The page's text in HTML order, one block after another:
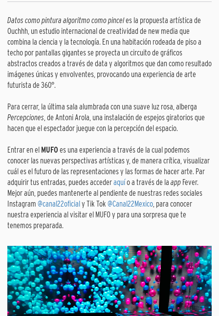
Datos como pintura algoritmo como pinceles la propuesta artística de
Ouchhh, un estudio internacional de creatividad de new media que
combina la ciencia y la tecnología. En una habitación rodeada de piso a
techo por pantallas gigantes se proyecta un circuito de gráficos
abstractos creados a través de data y algoritmos que dan como resultado
imágenes únicas y envolventes, provocando una experiencia de arte
futurista de 360°.
Para cerrar, la última sala alumbrada con una suave luz rosa, alberga
Percepciones, de Antoni Arola, una instalación de espejos giratorios que
hacen que el espectador juegue con la percepción del espacio.
Entrar en el MUFO es una experiencia a través de la cual podemos
conocer las nuevas perspectivas artísticas y, de manera crítica, visualizar
cuál es el futuro de las representaciones y las formas de hacer arte. Par
adquirir tus entradas, puedes accederaquío a través de la app Fever.
Mejor aún, puedes mantenerte al pendiente de nuestras redes sociales
Instagram @canal22oficialy Tik Tok @Canal22Mexico, para conocer
nuestra experiencia al visitar el MUFO y para una sorpresa que te
tenemos preparada.